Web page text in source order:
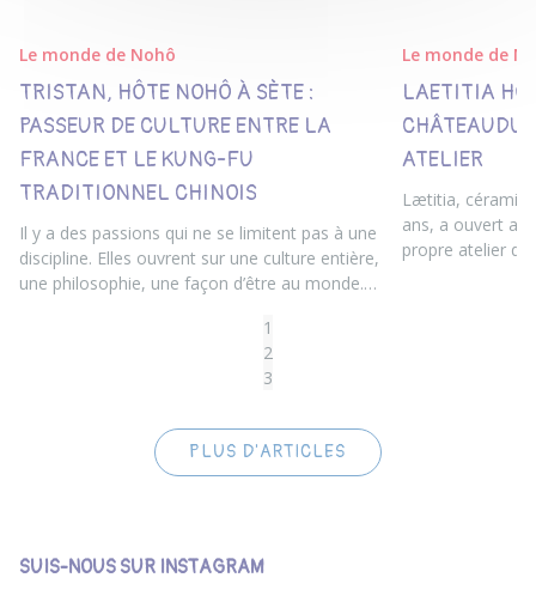
Le monde de Nohô
TRISTAN, HÔTE NOHÔ À SÈTE :
PASSEUR DE CULTURE ENTRE LA
FRANCE ET LE KUNG-FU
TRADITIONNEL CHINOIS
Il y a des passions qui ne se limitent pas à une
discipline. Elles ouvrent sur une culture entière,
une philosophie, une façon d’être au monde.
Le monde de
LAETITIA
ATELIER
Lætitia,
ans, a ouvert au
propre atelier
1
2
3
PLUS D'ARTICLES
SUIS-NOUS SUR INSTAGRAM